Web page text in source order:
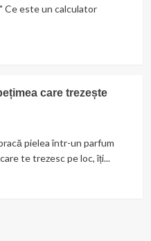
Ce este un calculator
care trezește
pielea într-un parfum
te trezesc pe loc, îți...